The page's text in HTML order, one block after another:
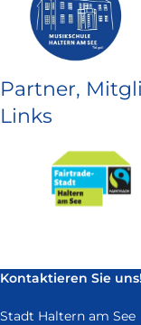
Partner,
Links
Kontaktieren Sie uns!
Stadt Haltern am See